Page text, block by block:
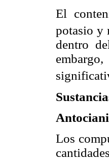
El
potasio y
dentro
Los